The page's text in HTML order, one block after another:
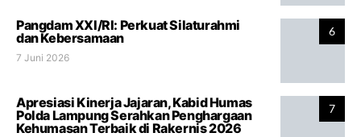
6
Pangdam XXI/RI: Perkuat Silaturahmi
dan Kebersamaan
7 Juni 2026
7
Apresiasi Kinerja Jajaran, Kabid Humas
Polda Lampung Serahkan Penghargaan
Kehumasan Terbaik di Rakernis 2026